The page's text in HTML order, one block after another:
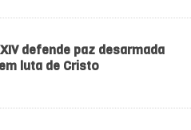
defende paz desarmada
luta de Cristo